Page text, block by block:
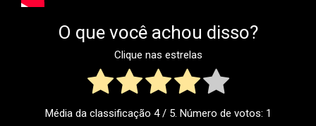
O que você achou disso?
Clique nas estrelas
Média da classificação 4/ 5. Número de votos: 1